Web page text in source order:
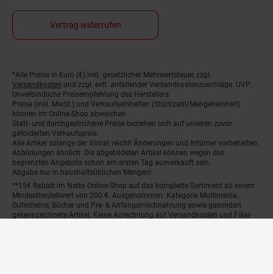
Vertrag widerrufen
Fußnoten
*Alle Preise in Euro (€) inkl. gesetzlicher Mehrwertsteuer, zzgl.
Versandkosten und zzgl. evtl. anfallender Versandkostenzuschläge. UVP:
Unverbindliche Preisempfehlung des Herstellers.
Preise (inkl. MwSt.) und Verkaufseinheiten (Stückzahl/Mengeneinheit)
können im Online-Shop abweichen.
Statt- und durchgestrichene Preise beziehen sich auf unseren zuvor
geforderten Verkaufspreis.
Alle Artikel solange der Vorrat reicht! Änderungen und Irrtümer vorbehalten.
Abbildungen ähnlich. Die abgebildeten Artikel können wegen des
begrenzten Angebots schon am ersten Tag ausverkauft sein.
Abgabe nur in haushaltsüblichen Mengen!
**15€ Rabatt im Netto Online-Shop auf das komplette Sortiment ab einem
Mindestbestellwert von 200 €. Ausgenommen: Kategorie Multimedia,
Gutscheine, Bücher und Pre- & Anfangsmilchnahrung sowie gesondert
gekennzeichnete Artikel. Keine Anrechnung auf Versandkosten und Filial-